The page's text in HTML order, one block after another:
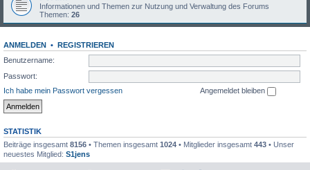
Informationen und Themen zur Nutzung und Verwaltung des Forums
Themen: 26
ANMELDEN •
REGISTRIEREN
Benutzername:
Passwort:
Ich habe mein Passwort vergessen
Angemeldet bleiben
STATISTIK
Beiträge insgesamt 8156 • Themen insgesamt 1024 • Mitglieder insgesamt 443 • Unser
neuestes Mitglied: S1jens